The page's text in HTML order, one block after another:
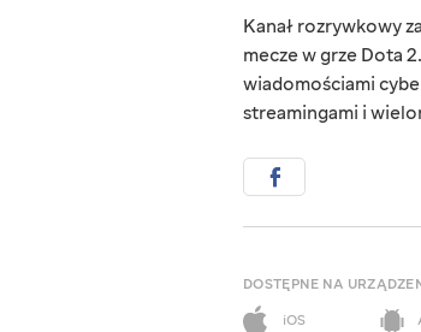
Kanał rozrywkowy
mecze w grze Dota
wiadomościami
streamingami i
DOSTĘPNE NA
iOS